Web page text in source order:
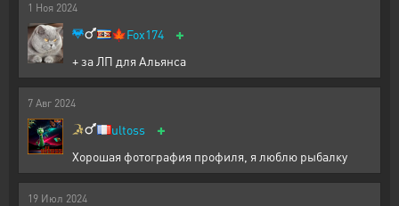
1 Ноя 2024
🍁Fox174 +
+ за ЛП для Альянса
7 Авг 2024
ultoss +
Хорошая фотография профиля, я люблю рыбалку
19 Июл 2024